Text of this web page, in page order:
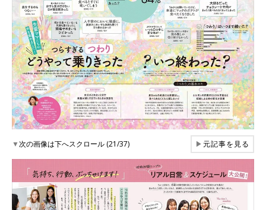
▼次の画像は下へスクロール (21/37) ▶元記事を見る